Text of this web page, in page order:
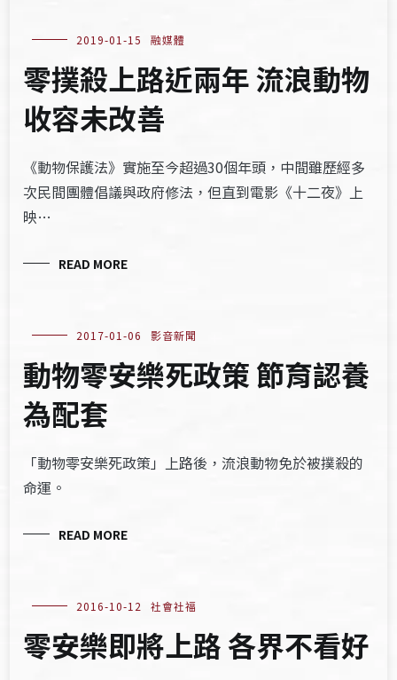
2019-01-15 融媒體
​零撲殺上路近兩年 流浪動物
收容未改善
《動物保護法》實施至今超過30個年頭，中間雖歷經多
次民間團體倡議與政府修法，但直到電影《十二夜》上
映…
READ MORE
2017-01-06 影音新聞
動物零安樂死政策 節育認養
為配套
「動物零安樂死政策」上路後，流浪動物免於被撲殺的
命運。
READ MORE
2016-10-12 社會社福
零安樂即將上路 各界不看好